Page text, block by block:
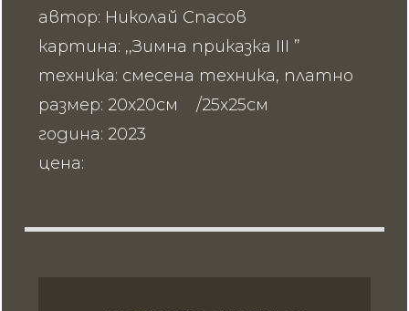
автор: Николай Спасов
картина: ,,Зимна приказка III ”
техника: смесена техника, платно
размер: 20х20см /25х25см
година: 2023
цена: